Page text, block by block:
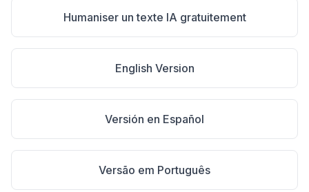
Humaniser un texte IA gratuitement
English Version
Versión en Español
Versão em Português